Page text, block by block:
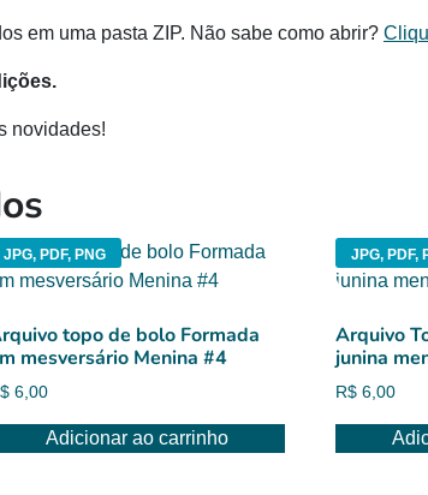
em uma pasta ZIP. Não sabe como abrir?
novidades!
JPG, PDF, PNG
topo de bolo Formada
mesversário Menina #4
6,00
Adicionar ao carrinho
JPG, PDF,
Arquivo
junina
R$6,00